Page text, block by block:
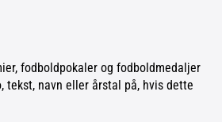
fodboldpokaler og fodboldmedaljer
tekst, navn eller årstal på, hvis dette